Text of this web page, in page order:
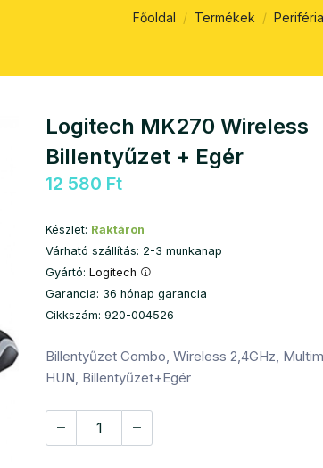
Főoldal Termékek Periféria
Logitech MK270 Wireless
Billentyűzet + Egér
12 580 Ft
Készlet: Raktáron
Várható szállítás: 2-3 munkanap
Gyártó:Logitech
Garancia: 36 hónap garancia
Cikkszám: 920-004526
Billentyűzet Combo, Wireless 2,4GHz,
HUN, Billentyűzet+Egér